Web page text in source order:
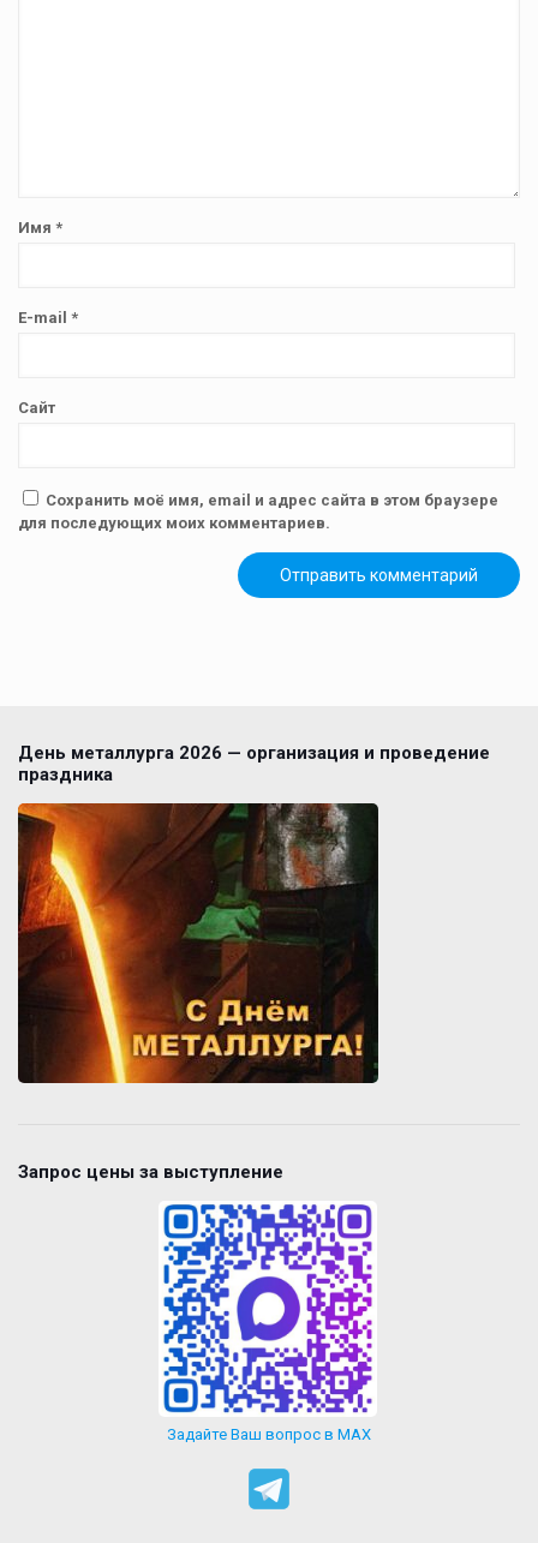
Имя *
E-mail *
Сайт
Сохранить моё имя, email и адрес сайта в этом браузере
для последующих моих комментариев.
День металлурга 2026 — организация и проведение
праздника
Запрос цены за выступление
Задайте Ваш вопрос в MAX